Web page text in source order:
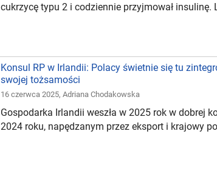
cukrzycę typu 2 i codziennie przyjmował insulinę.
Konsul RP w Irlandii: Polacy świetnie się tu
swojej tożsamości
16 czerwca 2025, Adriana Chodakowska
Gospodarka Irlandii weszła w 2025 rok w dobrej
2024 roku, napędzanym przez eksport i krajowy